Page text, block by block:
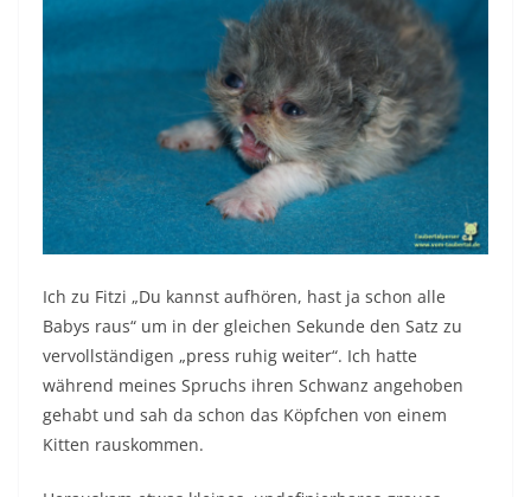
Ich zu Fitzi „Du kannst aufhören, hast ja schon alle
Babys raus“ um in der gleichen Sekunde den Satz zu
vervollständigen „press ruhig weiter“. Ich hatte
während meines Spruchs ihren Schwanz angehoben
gehabt und sah da schon das Köpfchen von einem
Kitten rauskommen.